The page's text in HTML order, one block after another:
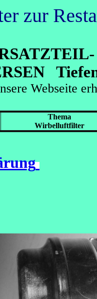
zur
unsere
Thema
Wirbelluftfilter